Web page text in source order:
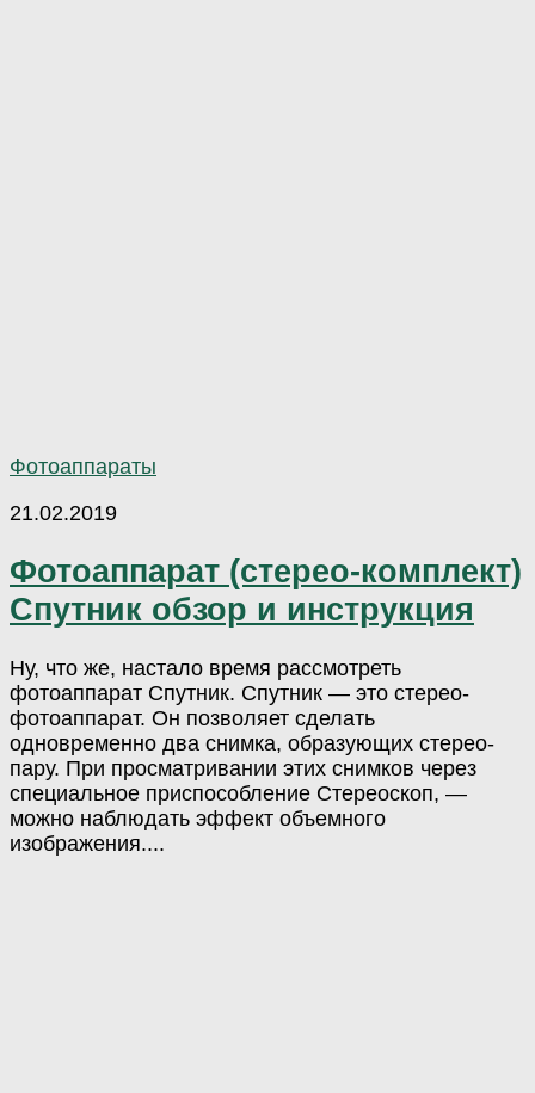
Фотоаппараты
21.02.2019
Фотоаппарат (стерео-комплект)
Спутник обзор и инструкция
Ну, что же, настало время рассмотреть
фотоаппарат Спутник. Спутник — это стерео-
фотоаппарат. Он позволяет сделать
одновременно два снимка, образующих стерео-
пару. При просматривании этих снимков через
специальное приспособление Стереоскоп, —
можно наблюдать эффект объемного
изображения....